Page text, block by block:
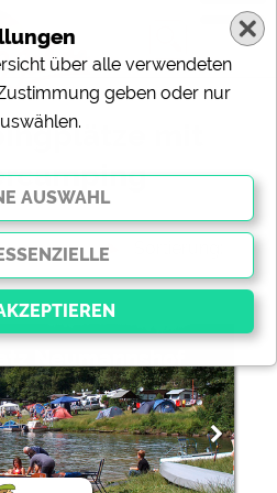
mit
Neumannshof
über alle verwendeten
geben oder nur
grundlegende
Funktion der
diese Cookies
.